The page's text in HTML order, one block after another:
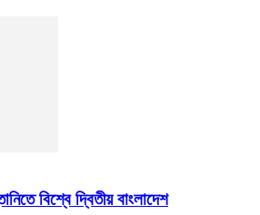
বিশ্বে দ্বিতীয় বাংলাদেশ